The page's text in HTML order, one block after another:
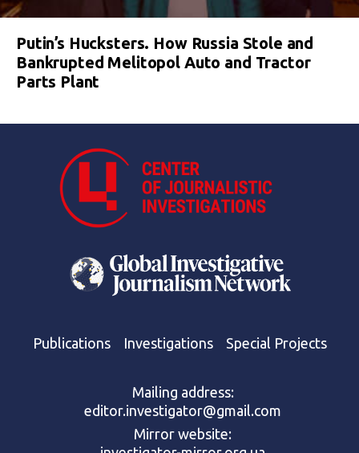
Putin’s Hucksters. How Russia Stole and
Bankrupted Melitopol Auto and Tractor
Parts Plant
Publications Investigations Special Projects
Mailing address:
editor.investigator@gmail.com
Mirror website: